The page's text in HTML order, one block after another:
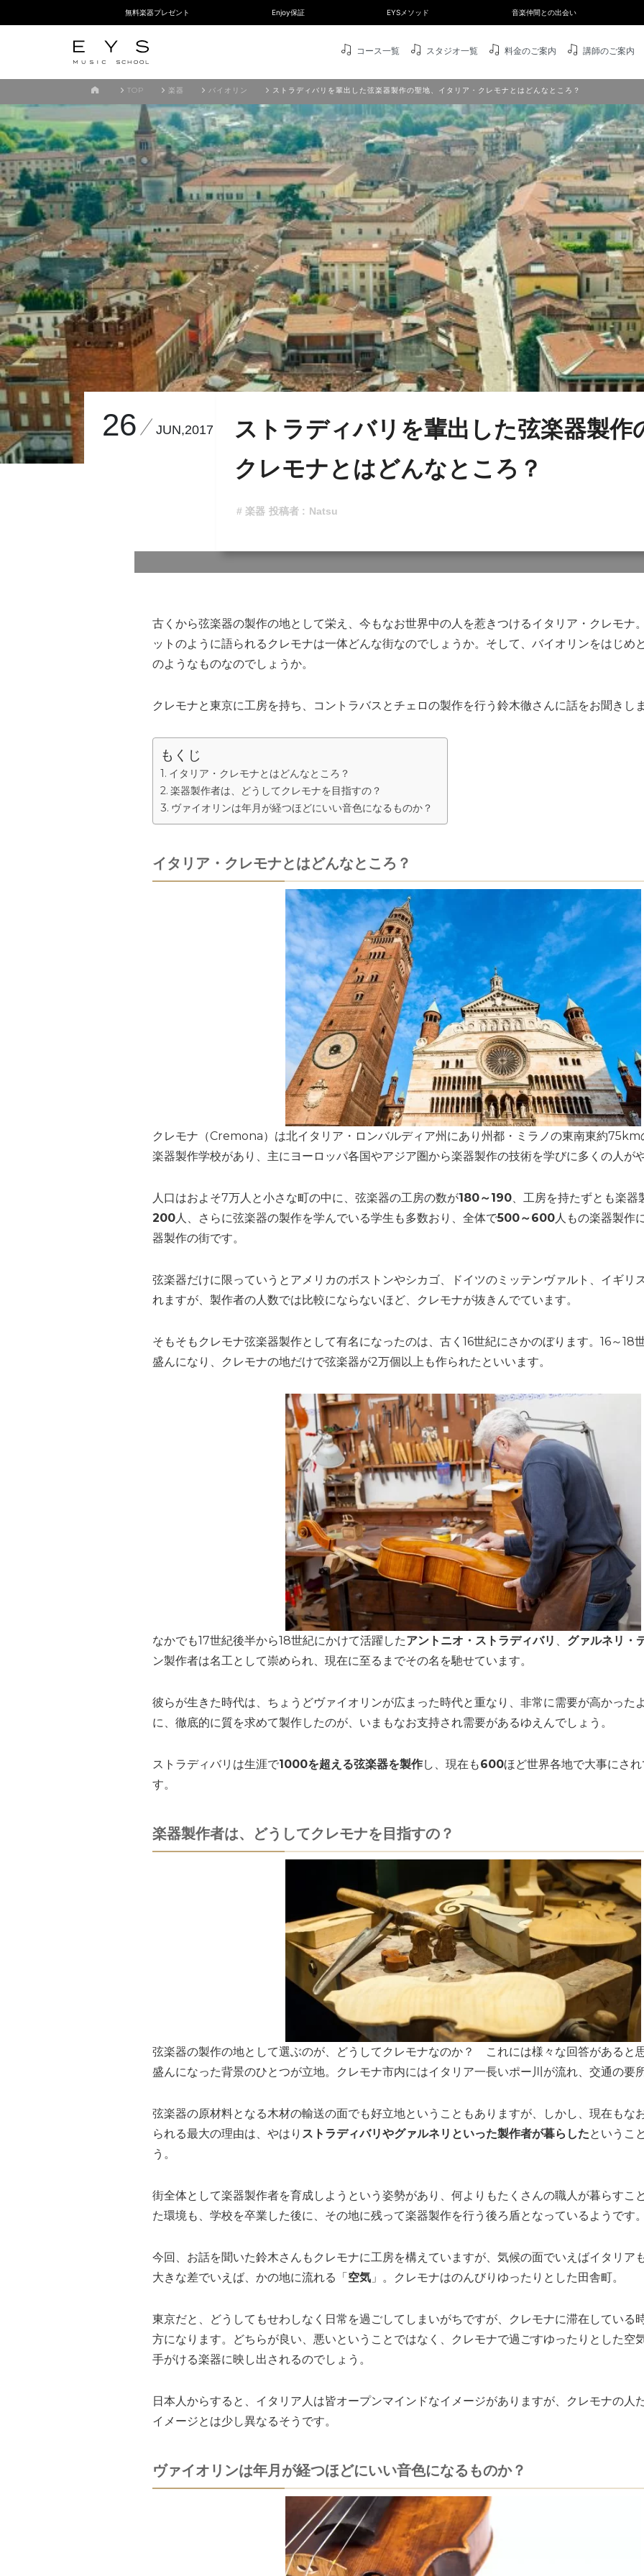
無料楽器プレゼント Enjoy保証 EYSメソッド 音楽仲間との出会い
コース一覧 スタジオ一覧 料金のご案内 講師のご案内
TOP 楽器 バイオリン ストラディバリを輩出した弦楽器製作の聖地、イタリア・クレモナとはどんなところ？
26 JUN,2017
ストラディバリを輩出した弦楽器製作
クレモナとはどんなところ？
# 楽器 投稿者 : Natsu
古くから弦楽器の製作の地として栄え、今もなお世界中の人を惹きつけるイタリア・クレモナ
ットのように語られるクレモナは一体どんな街なのでしょうか。そして、バイオリンをはじめ
のようなものなのでしょうか。
クレモナと東京に工房を持ち、コントラバスとチェロの製作を行う鈴木徹さんに話をお聞きし
もくじ
イタリア・クレモナとはどんなところ？
楽器製作者は、どうしてクレモナを目指すの？
ヴァイオリンは年月が経つほどにいい音色になるものか？
イタリア・クレモナとはどんなところ？
クレモナ（Cremona）は北イタリア・ロンバルディア州にあり州都・ミラノの東南東約
楽器製作学校があり、主にヨーロッパ各国やアジア圏から楽器製作の技術を学びに多くの人が
人口はおよそ7万人と小さな町の中に、弦楽器の工房の数が180～190、工房を持たずとも楽
200人、さらに弦楽器の製作を学んでいる学生も多数おり、全体で500～600人もの楽器製作
器製作の街です。
弦楽器だけに限っていうとアメリカのボストンやシカゴ、ドイツのミッテンヴァルト、イギリ
れますが、製作者の人数では比較にならないほど、クレモナが抜きんでています。
そもそもクレモナ弦楽器製作として有名になったのは、古く16世紀にさかのぼります。16～18
盛んになり、クレモナの地だけで弦楽器が2万個以上も作られたといいます。
なかでも17世紀後半から18世紀にかけて活躍したアントニオ・ストラディバリ 、 グァルネリ・
ン製作者は名工として崇められ、現在に至るまでその名を馳せています。
彼らが生きた時代は、ちょうどヴァイオリンが広まった時代と重なり、非常に需要が高かった
に、徹底的に質を求めて製作したのが、いまもなお支持され需要があるゆえんでしょう。
ストラディバリは生涯で1000を超える弦楽器を製作し、現在も600ほど世界各地で大事にさ
す。
楽器製作者は、どうしてクレモナを目指すの？
弦楽器の製作の地として選ぶのが、どうしてクレモナなのか？ これには様々な回答があると
盛んになった背景のひとつが立地。クレモナ市内にはイタリア一長いポー川が流れ、交通の要
弦楽器の原材料となる木材の輸送の面でも好立地ということもありますが、しかし、現在もな
られる最大の理由は、やはり ストラディバリやグァルネリといった製作者が暮らしたというこ
う。
街全体として楽器製作者を育成しようという姿勢があり、何よりもたくさんの職人が暮らすこ
た環境も、学校を卒業した後に、その地に残って楽器製作を行う後ろ盾となっているようです
今回、お話を聞いた鈴木さんもクレモナに工房を構えていますが、気候の面でいえばイタリア
大きな差でいえば、かの地に流れる「空気 」。クレモナはのんびりゆったりとした田舎町。
東京だと、どうしてもせわしなく日常を過ごしてしまいがちですが、クレモナに滞在している
方になります。どちらが良い、悪いということではなく、クレモナで過ごすゆったりとした空
手がける楽器に映し出されるのでしょう。
日本人からすると、イタリア人は皆オープンマインドなイメージがありますが、クレモナの人
イメージとは少し異なるそうです。
ヴァイオリンは年月が経つほどにいい音色になるものか？